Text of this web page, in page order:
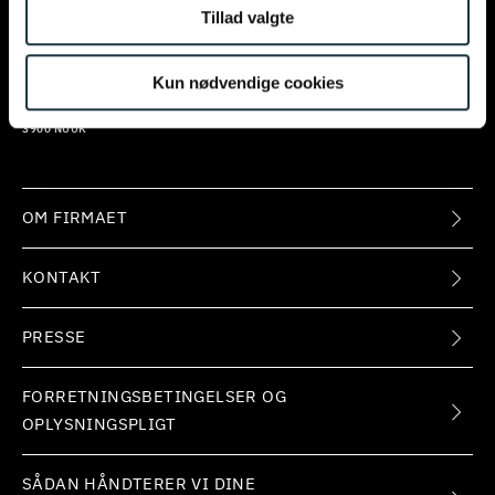
Tillad valgte
Kun nødvendige cookies
8000 AARHUS C
ISSORTARFIMMUT 7
3900 NUUK
OM FIRMAET
KONTAKT
PRESSE
FORRETNINGSBETINGELSER OG
OPLYSNINGSPLIGT
SÅDAN HÅNDTERER VI DINE